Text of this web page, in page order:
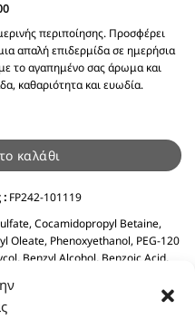
περιποίησης. Προσφέρει
απαλή επιδερμίδα σε ημερήσια
το αγαπημένο σας άρωμα και
καθαριότητα και ευωδία.
καλάθι
:FP242-101119
Cocamidopropyl Betaine,
Oleate, Phenoxyethanol, PEG-120
Benzyl Alcohol, Benzoic Acid,
Benzoate, Sodium Sulfate, Citric